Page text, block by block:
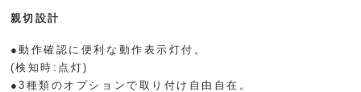
親切設計
●動作確認に便利な動作表示灯付。
(検知時:点灯)
●3種類のオプションで取り付け自由自在。